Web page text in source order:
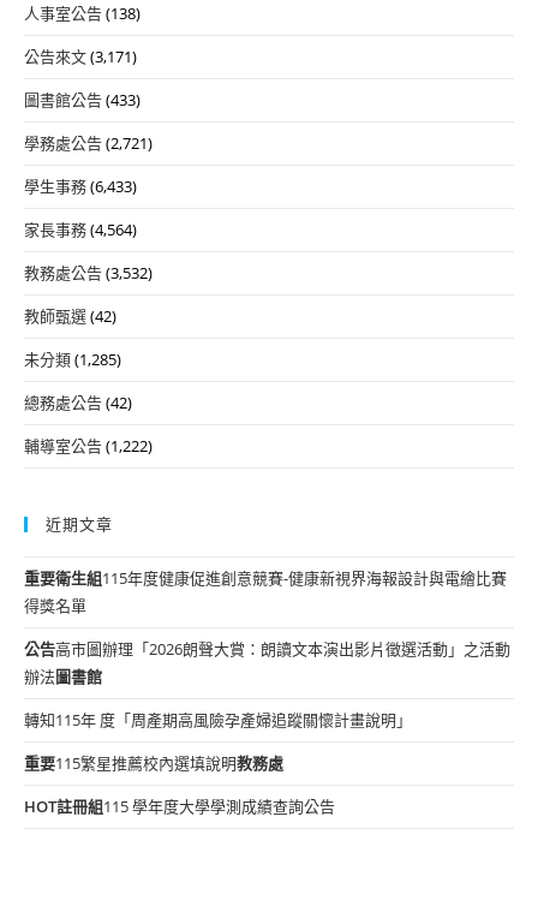
人事室公告(138)
公告來文(3,171)
圖書館公告(433)
學務處公告(2,721)
學生事務(6,433)
家長事務(4,564)
教務處公告(3,532)
教師甄選(42)
未分類(1,285)
總務處公告(42)
輔導室公告(1,222)
近期文章
重要衛生組115年度健康促進創意競賽-健康新視界海報設計與電繪比賽
得獎名單
公告高市圖辦理「2026朗聲大賞：朗讀文本演出影片徵選活動」之活動
辦法圖書館
轉知115年 度「周產期高風險孕產婦追蹤關懷計畫說明」
重要115繁星推薦校內選填說明教務處
HOT註冊組115 學年度大學學測成績查詢公告